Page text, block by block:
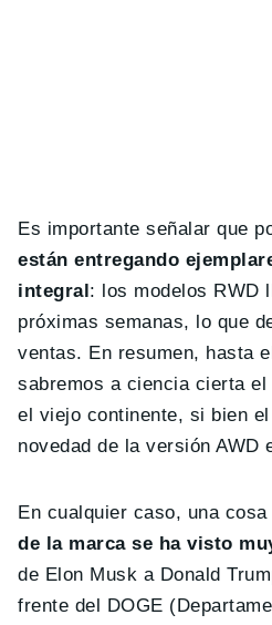
Es importante señalar que
están entregando
integral : los modelos RWD
próximas semanas, lo que
ventas. En resumen, hasta
sabremos a ciencia cierta
el viejo continente, si bien
novedad de la versión AWD
En cualquier caso, una
de la marca se ha visto
de Elon Musk a Donald
frente del DOGE